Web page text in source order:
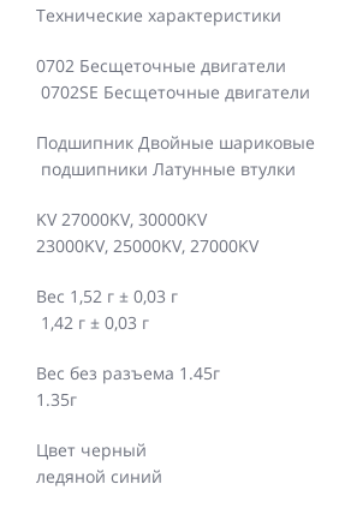
Технические характеристики
0702 Бесщеточные
0702SE Бесщеточные двигатели
Подшипник Двойные
подшипники Латунные втулки
KV 27000KV,
23000KV, 25000KV, 27000KV
Вес 1,52 г ±
1,42 г ± 0,03 г
Вес без
1.35г
Цвет
ледяной синий